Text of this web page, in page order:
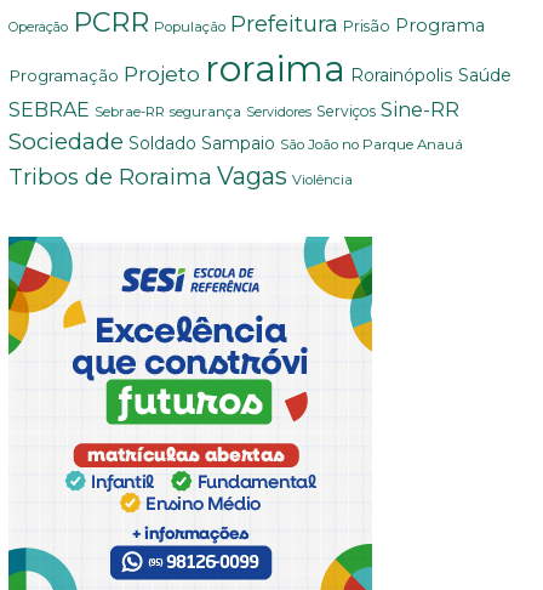
Operação PCRR População Prefeitura Prisão Programa
Programação Projeto roraima Rorainópolis Saúde
SEBRAE Sebrae-RR segurança Servidores Serviços Sine-RR
Sociedade Soldado Sampaio São João no Parque Anauá
Tribos de Roraima Vagas Violência